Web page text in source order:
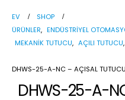
EV
SHOP
ÜRÜNLER, ENDÜSTRIYEL
MEKANIK TUTUCU, AÇILI TUTUCU,
DHWS-25-A-NC – AÇISAL TUTUCU
DHWS-25-A-